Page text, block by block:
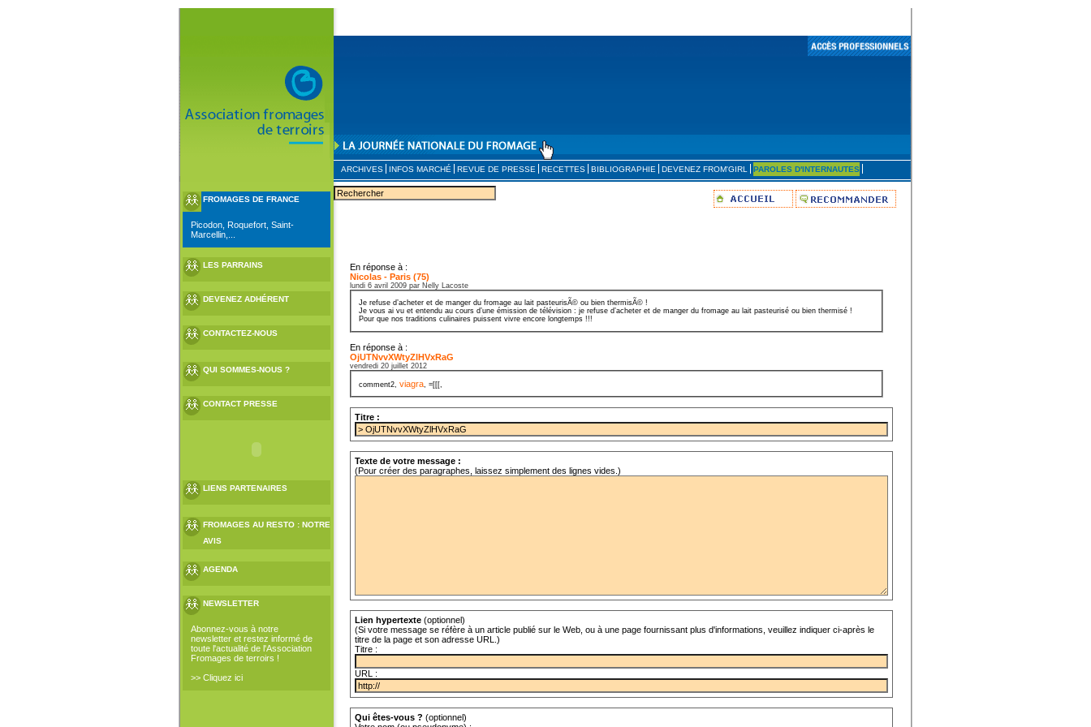
ARCHIVES INFOS MARCHÉ REVUE DE PRESSE RECETTES BIBLIOGRAPHIE DEVENEZ FROM'GIRL PAROLES D'INTERNAUTES
FROMAGES DE FRANCE
Picodon, Roquefort, Saint-
Marcellin,...
LES PARRAINS
DEVENEZ ADHÉRENT
CONTACTEZ-NOUS
QUI SOMMES-NOUS ?
CONTACT PRESSE
LIENS PARTENAIRES
FROMAGES AU RESTO : NOTRE
AVIS
AGENDA
NEWSLETTER
Abonnez-vous à notre
newsletter et restez informé de
toute l'actualité de l'Association
Fromages de terroirs !
>> Cliquez ici
En réponse à :
Nicolas - Paris (75)
lundi 6 avril 2009 par Nelly Lacoste
Je refuse d’acheter et de manger du fromage au lait pasteurisÃ© ou bien thermisÃ© !
Je vous ai vu et entendu au cours d’une émission de télévision : je refuse d’acheter et de manger du fromage au lait pasteurisé ou bien thermisé !
Pour que nos traditions culinaires puissent vivre encore longtemps !!!
En réponse à :
OjUTNvvXWtyZlHVxRaG
vendredi 20 juillet 2012
comment2,viagra, =[[[,
Titre :
Texte de votre message :
(Pour créer des paragraphes, laissez simplement des lignes vides.)
Lien hypertexte (optionnel)
(Si votre message se réfère à un article publié sur le Web, ou à une page fournissant plus d'informations, veuillez indiquer ci-après le
titre de la page et son adresse URL.)
Titre :
URL :
Qui êtes-vous ? (optionnel)